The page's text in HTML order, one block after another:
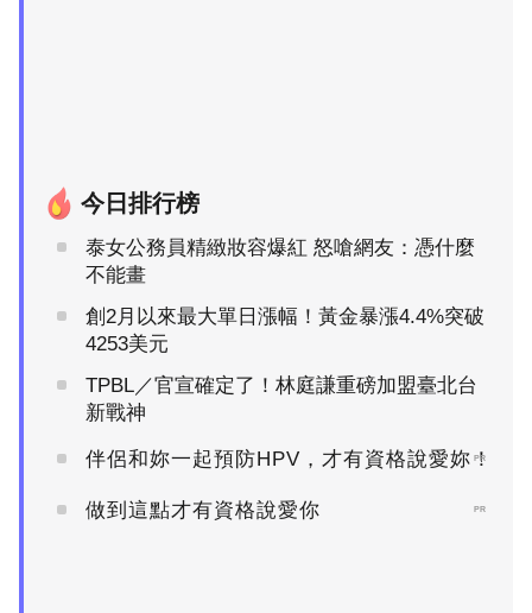
今日排行榜
泰女公務員精緻妝容爆紅 怒嗆網友：憑什麼
不能畫
創2月以來最大單日漲幅！黃金暴漲4.4%突破
4253美元
TPBL／官宣確定了！林庭謙重磅加盟臺北台
新戰神
伴侶和妳一起預防HPV，才有資格說愛妳！
PR
做到這點才有資格說愛你 PR